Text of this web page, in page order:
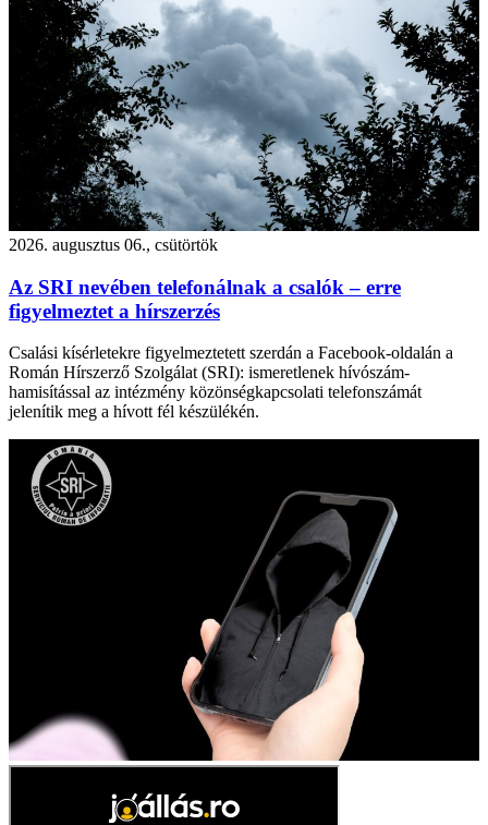
2026. augusztus 06., csütörtök
Az SRI nevében telefonálnak a csalók – erre
figyelmeztet a hírszerzés
Csalási kísérletekre figyelmeztetett szerdán a Facebook-oldalán a
Román Hírszerző Szolgálat (SRI): ismeretlenek hívószám-
hamisítással az intézmény közönségkapcsolati telefonszámát
jelenítik meg a hívott fél készülékén.